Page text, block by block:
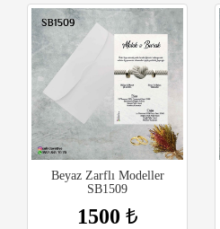
Beyaz Zarflı Modeller
SB1509
1500 ₺